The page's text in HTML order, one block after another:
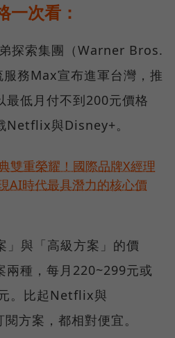
次看：
探索集團（Warner Bros.
務Max宣布進軍台灣，推
最低月付不到200元價格
Netflix與Disney+。
雙重榮耀！國際品牌X經理
AI時代最具潛力的核心價
」與「高級方案」的價
兩種，每月220~299元或
。比起Netflix與
方案，都相對便宜。